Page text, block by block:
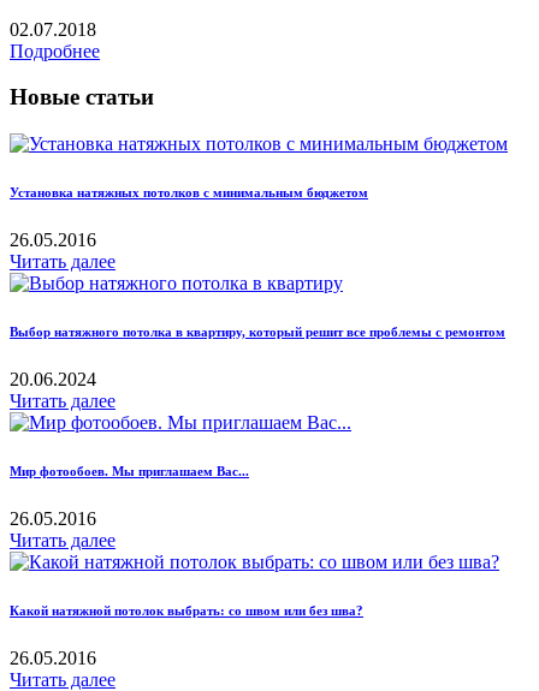
02.07.2018
Подробнее
Новые статьи
Установка натяжных потолков с минимальным бюджетом
26.05.2016
Читать далее
Выбор натяжного потолка в квартиру, который решит все проблемы с ремонтом
20.06.2024
Читать далее
Мир фотообоев. Мы приглашаем Вас...
26.05.2016
Читать далее
Какой натяжной потолок выбрать: со швом или без шва?
26.05.2016
Читать далее